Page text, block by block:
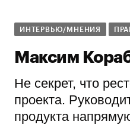
ИНТЕРВЬЮ/МНЕНИЯ
Максим
Не секрет, что
проекта.
продукта